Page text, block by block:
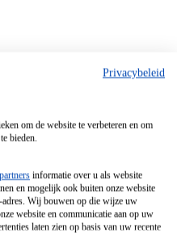
Privacybeleid
om de website te verbeteren en om
bieden.
informatie over u als website
en mogelijk ook buiten onze website
adres. Wij bouwen op die wijze uw
website en communicatie aan op uw
laten zien op basis van uw recente